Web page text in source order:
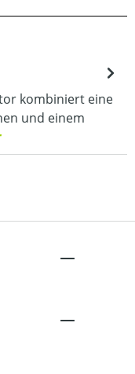
kombiniert eine
und einem